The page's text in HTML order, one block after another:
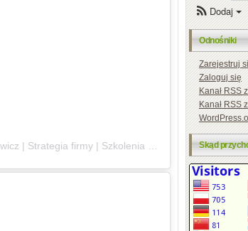
Dodaj
Odnośniki
Zarejestruj
Zaloguj się
KanałRSSz
KanałRSSz
Skąd